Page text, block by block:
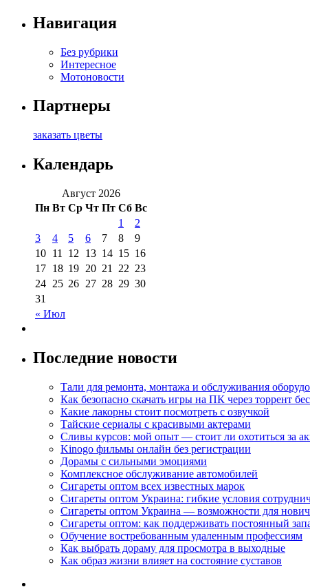
Навигация
Без рубрики
Интересное
Мотоновости
Партнеры
заказать цветы
Календарь
Август 2026
Пн Вт Ср Чт Пт Сб Вс
« Июл
1
2
3
4 5 6 7 8
9
10 11 12 13 14 15 16
17 18 19 20 21 22 23
24 25 26 27 28 29 30
31
Последние новости
Тали для ремонта, монтажа и обслуживания
Как безопасно скачать игры на ПК через торрент
Какие лакорны стоит посмотреть с озвучкой
Тайские сериалы с красивыми актерами
Сливы курсов: мой опыт — стоит ли охотиться за
Kinogo фильмы онлайн без регистрации
Дорамы с сильными эмоциями
Комплексное обслуживание автомобилей
Сигареты оптом всех известных марок
Сигареты оптом Украина: гибкие условия
Сигареты оптом Украина — возможности для
Сигареты оптом: как поддерживать постоянный
Обучение востребованным удаленным профессиям
Как выбрать дораму для просмотра в выходные
Как образ жизни влияет на состояние суставов